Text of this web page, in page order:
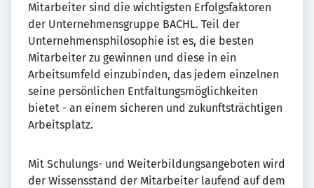
Mitarbeiter sind die wichtigsten Erfolgsfaktoren
der Unternehmensgruppe BACHL. Teil der
Unternehmensphilosophie ist es, die besten
Mitarbeiter zu gewinnen und diese in ein
Arbeitsumfeld einzubinden, das jedem einzelnen
seine persönlichen Entfaltungsmöglichkeiten
bietet - an einem sicheren und zukunftsträchtigen
Arbeitsplatz.
Mit Schulungs- und Weiterbildungsangeboten wird
der Wissensstand der Mitarbeiter laufend auf dem